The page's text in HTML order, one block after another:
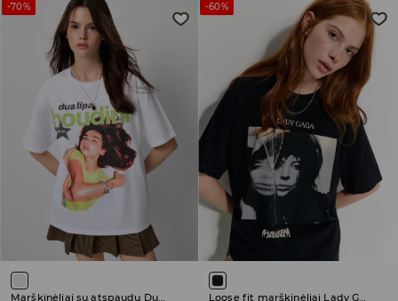
-70% -60%